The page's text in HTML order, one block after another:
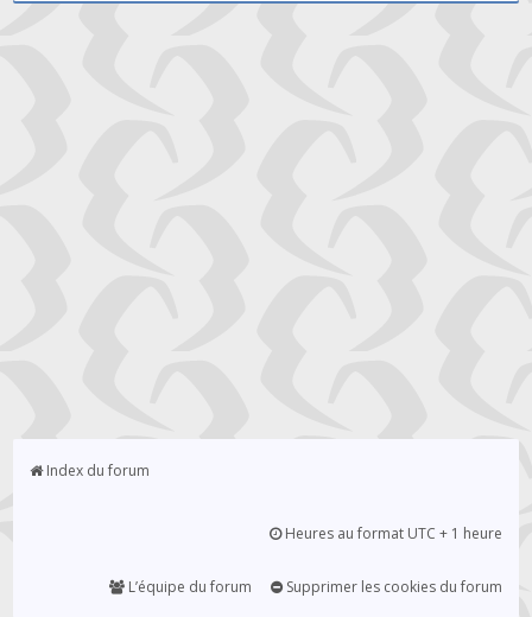
Index du forum
Heures au format UTC + 1 heure
Supprimer les cookies du forum
L’équipe du forum